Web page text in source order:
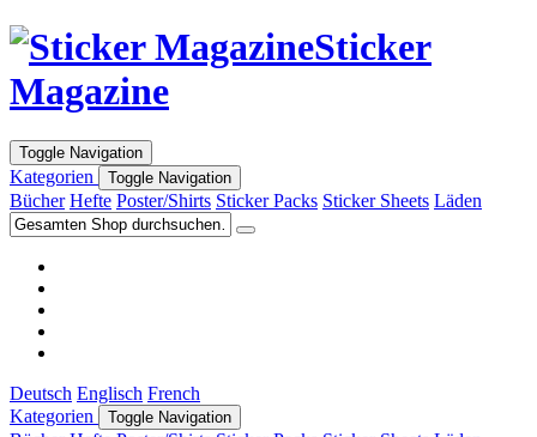
Sticker
Magazine
Toggle Navigation
Kategorien Toggle Navigation
Bücher Hefte Poster/Shirts Sticker Packs Sticker Sheets Läden
Deutsch Englisch French
Kategorien
Toggle Navigation